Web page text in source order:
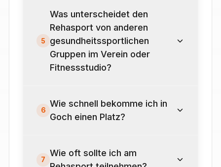
5
Was unterscheidet den
Rehasport von anderen
gesundheitssportlichen
Gruppen im Verein oder
Fitnessstudio?
6
Wie schnell bekomme ich in
Goch einen Platz?
7
Wie oft sollte ich am